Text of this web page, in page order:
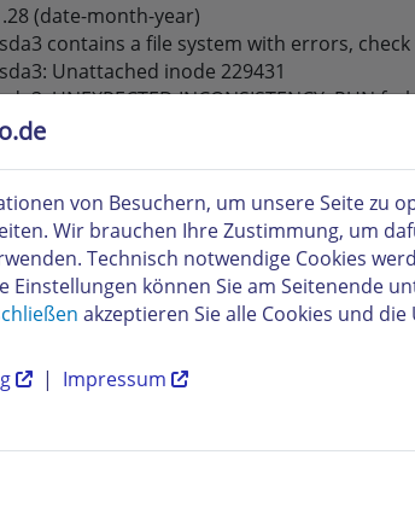
(date-month-year)
contains a file system with errors,
Unattached inode 229431
UNEXPECTED INCONSISTENCY; RUN
-a or -p options)
erforderlichen Eingaben zu tätigen,
an.
sie die Standardpartitionierung des Servers
/
Sie den Befehl dann z.B. in
Systemen kann das Laufwerk auch noch
von Besuchern, um unsere Seite zu
Wir brauchen Ihre Zustimmung, um
Technisch notwendige Cookies
Einstellungen können Sie am Seitenende
akzeptieren Sie alle Cookies und
| Impressum